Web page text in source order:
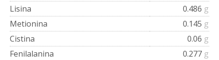
Lisina
0.486 g
Metionina
0.145 g
Cistina
0.06 g
Fenilalanina
0.277 g